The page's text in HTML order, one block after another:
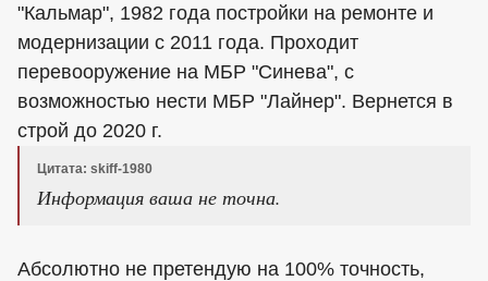
"Кальмар", 1982 года постройки на ремонте и
модернизации с 2011 года. Проходит
перевооружение на МБР "Синева", с
возможностью нести МБР "Лайнер". Вернется в
строй до 2020 г.
Цитата: skiff-1980
Информация ваша не точна.
Абсолютно не претендую на 100% точность,